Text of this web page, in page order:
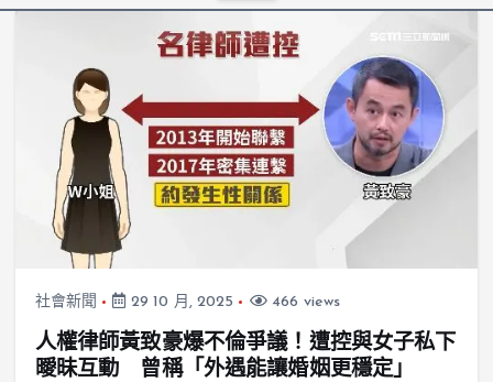
社會新聞 29 10 月, 2025 466 views
人權律師黃致豪爆不倫爭議！遭控與女子私下
曖昧互動 曾稱「外遇能讓婚姻更穩定」